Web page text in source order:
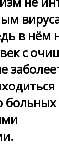
в нём
с
больных